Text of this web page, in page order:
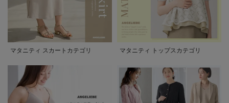
マタニティ スカートカテゴリ マタニティ トップスカテゴリ